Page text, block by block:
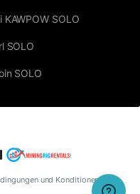
KAWPOW SOLO
SOLO
SOLO
und Konditionen